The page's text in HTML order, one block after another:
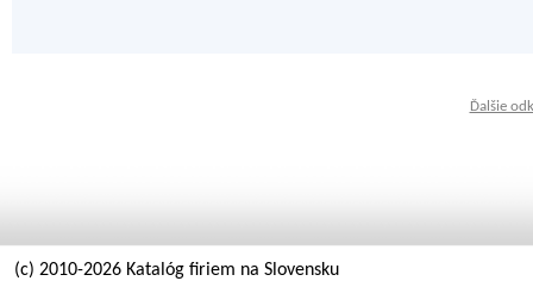
Ďalšie
(c) 2010-2026 Katalóg firiem na Slovensku